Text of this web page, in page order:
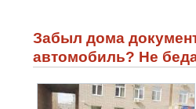
Забыл дома
автомобиль? Не